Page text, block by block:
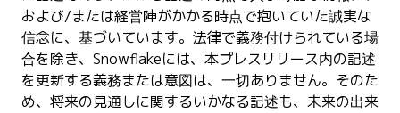
および/または経営陣がかかる時点で抱いていた誠実な
信念に、基づいています。法律で義務付けられている場
合を除き、Snowflakeには、本プレスリリース内の記述
を更新する義務または意図は、一切ありません。そのた
め、将来の見通しに関するいかなる記述も、未来の出来